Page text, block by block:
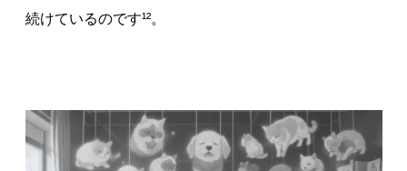
続けているのです¹²。